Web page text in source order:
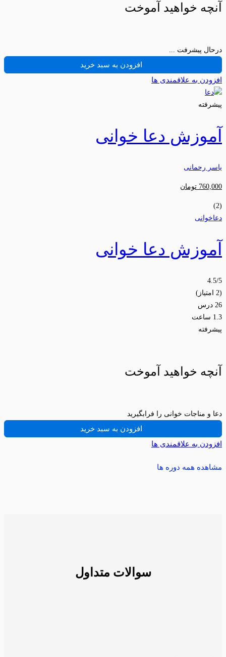
آنچه خواهید آموخت
درحال پیشرفت ...
افزودن به سبد خرید
افزودن به علاقمندی ها
پیشرفته
آموزش دعا خوانی
یاسر رحمانی
760,000 تومان
(2)
دعاخوانی
آموزش دعا خوانی
4.5/5
(2 امتیاز)
26 درس
1.3 ساعت
پیشرفته
آنچه خواهید آموخت
دعا و مناجات خوانی را فرابگیرید
افزودن به سبد خرید
افزودن به علاقمندی ها
مشاهده همه دوره ها
سوالات متداول